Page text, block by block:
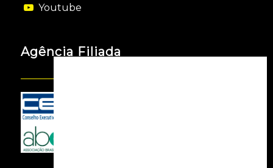
Youtube
Agência Filiada